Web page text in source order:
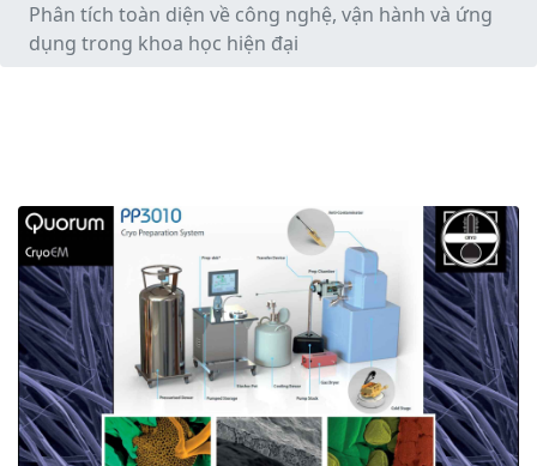
Phân tích toàn diện về công nghệ, vận hành và ứng
dụng trong khoa học hiện đại